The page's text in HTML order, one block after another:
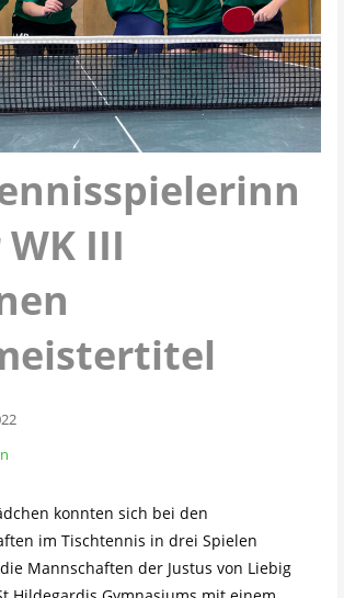
III
konnten sich bei den
im Tischtennis in drei Spielen
Mannschaften der Justus von Liebig